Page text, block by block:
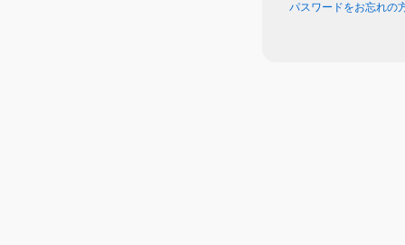
パスワードをお忘れの